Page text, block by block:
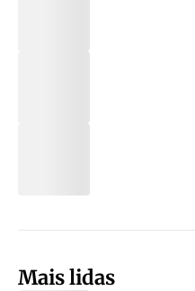
Mais lidas